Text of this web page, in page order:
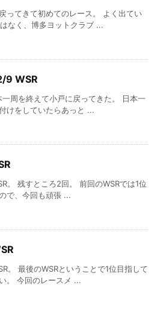
ってきて初めてのレース。 よく出てい
なく、博多ヨットクラブ ...
9 WSR
一周を終えて小戸に戻ってきた。 日本一
けをしていたらあっと ...
。 残すところ2回。 前回のWSRでは1位
で、今回も頑張 ...
。 最後のWSRということで1位目指して
。 今回のレースメ ...